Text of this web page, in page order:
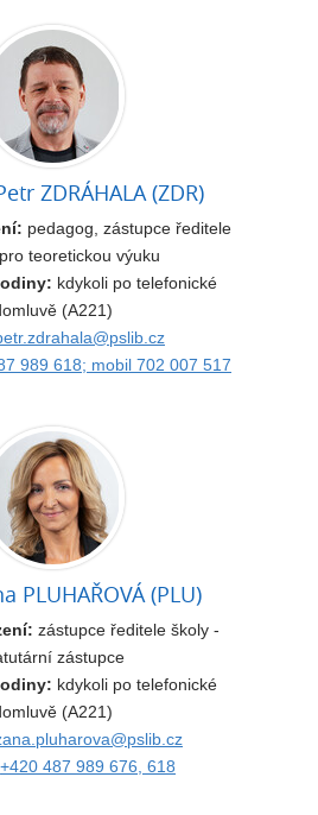
ZDRÁHALA (ZDR)
pedagog, zástupce ředitele
teoretickou výuku
kdykoli po telefonické
(A221)
989 618; mobil 702 007 517
PLUHAŘOVÁ (PLU)
zástupce ředitele školy -
zástupce
kdykoli po telefonické
(A221)
+420 487 989 676, 618